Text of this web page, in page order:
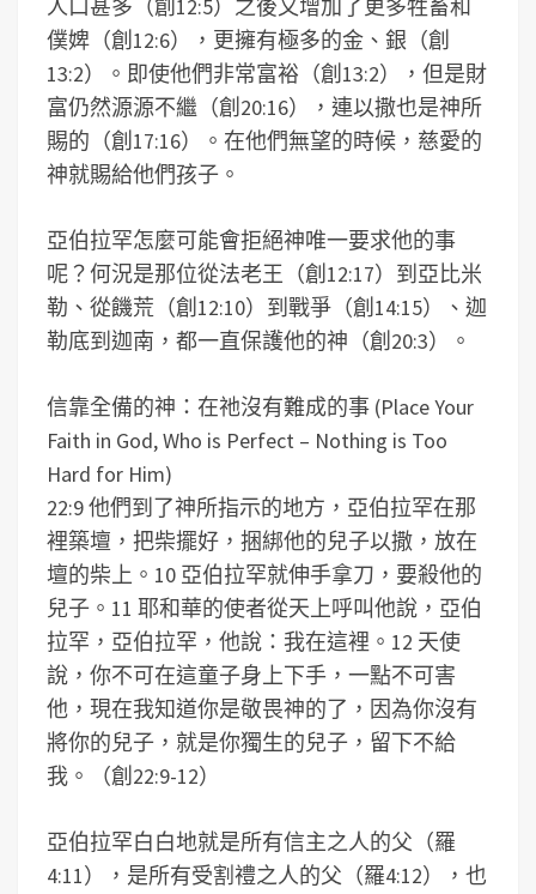
人口甚多（創12:5）之後又增加了更多牲畜和
僕婢（創12:6），更擁有極多的金、銀（創
13:2）。即使他們非常富裕（創13:2），但是財
富仍然源源不繼（創20:16），連以撒也是神所
賜的（創17:16）。在他們無望的時候，慈愛的
神就賜給他們孩子。
亞伯拉罕怎麼可能會拒絕神唯一要求他的事
呢？何況是那位從法老王（創12:17）到亞比米
勒、從饑荒（創12:10）到戰爭（創14:15）、迦
勒底到迦南，都一直保護他的神（創20:3）。
信靠全備的神：在祂沒有難成的事 (Place Your
Faith in God, Who is Perfect – Nothing is Too
Hard for Him)
22:9 他們到了神所指示的地方，亞伯拉罕在那
裡築壇，把柴擺好，捆綁他的兒子以撒，放在
壇的柴上。10 亞伯拉罕就伸手拿刀，要殺他的
兒子。11 耶和華的使者從天上呼叫他說，亞伯
拉罕，亞伯拉罕，他說：我在這裡。12 天使
說，你不可在這童子身上下手，一點不可害
他，現在我知道你是敬畏神的了，因為你沒有
將你的兒子，就是你獨生的兒子，留下不給
我。（創22:9-12）
亞伯拉罕白白地就是所有信主之人的父（羅
4:11），是所有受割禮之人的父（羅4:12），也